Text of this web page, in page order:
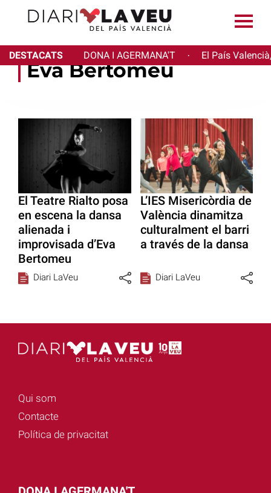
DESTACATS DONA I AGERMANA'T · El País
Eva Bertomeu
El Teatre Rialto posa
en escena la dansa
alienada i
improvisada d’Eva
Bertomeu
Diari LaVeu
L’IES Misericòrdia de
València dinamitza
culturalment el barri
a través de la dansa
Diari LaVeu
Qui som
Contacte
Política de privacitat